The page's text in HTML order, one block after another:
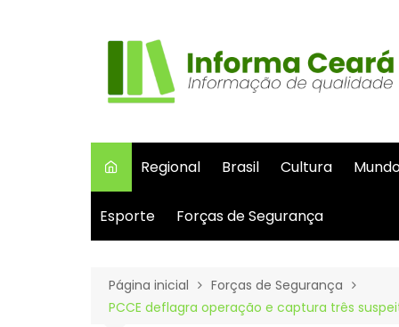
Regional Brasil Cultura
Esporte Forças de Segurança
Página inicial
Forças de Segurança
PCCE deflagra operação e captura três